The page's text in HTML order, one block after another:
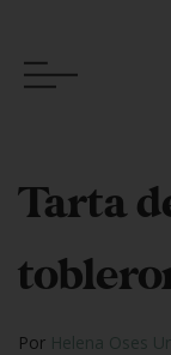
Tarta
Por Helena Oses